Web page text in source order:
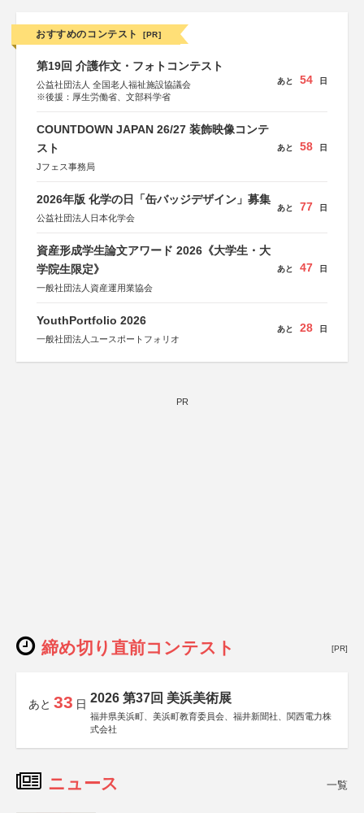
おすすめのコンテスト [PR]
第19回 介護作文・フォトコンテスト
公益社団法人 全国老人福祉施設協議会
※後援：厚生労働省、文部科学省
あと 54 日
COUNTDOWN JAPAN 26/27 装飾映像コンテ
スト
Jフェス事務局
あと 58 日
2026年版 化学の日「缶バッジデザイン」募集
公益社団法人日本化学会
あと 77 日
資産形成学生論文アワード 2026《大学生・大
学院生限定》
一般社団法人資産運用業協会
あと 47 日
YouthPortfolio 2026
一般社団法人ユースポートフォリオ
あと 28 日
PR
締め切り直前コンテスト [PR]
あと 33 日 2026 第37回 美浜美術展
福井県美浜町、美浜町教育委員会、福井新聞社、関西電力株
式会社
ニュース 一覧